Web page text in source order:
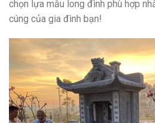
chọn lựa mẫu long đình phù hợp
cúng của gia đình bạn!